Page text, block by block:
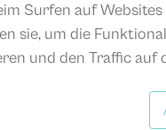
Surfen auf
sie, um die
und den Traffic auf